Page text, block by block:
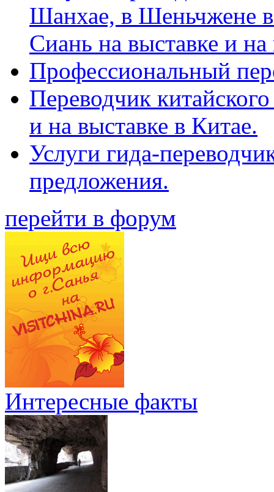
Шанхае, в Шеньчжене
Сиань на выставке и
Профессиональный
Переводчик
и на выставке в Китае.
Услуги гида-
предложения.
перейти в форум
Интересные факты